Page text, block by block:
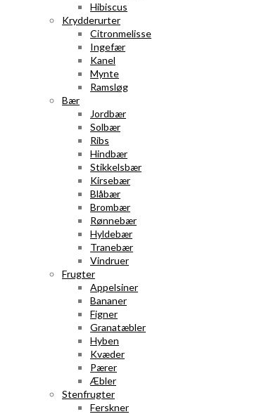
Hibiscus
Krydderurter
Citronmelisse
Ingefær
Kanel
Mynte
Ramsløg
Bær
Jordbær
Solbær
Ribs
Hindbær
Stikkelsbær
Kirsebær
Blåbær
Brombær
Rønnebær
Hyldebær
Tranebær
Vindruer
Frugter
Appelsiner
Bananer
Figner
Granatæbler
Hyben
Kvæder
Pærer
Æbler
Stenfrugter
Ferskner